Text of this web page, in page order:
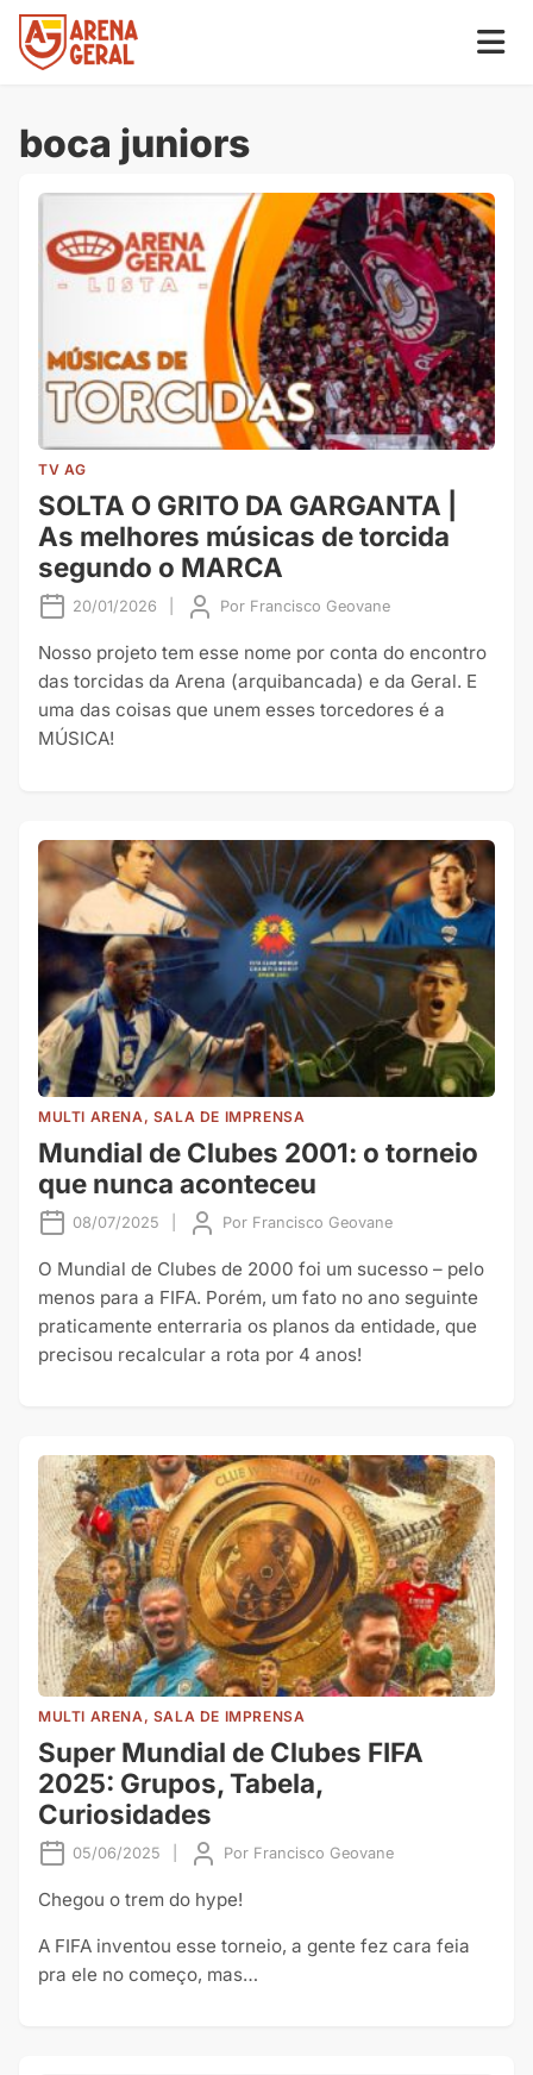
boca juniors
TV AG
SOLTA O GRITO DA GARGANTA |
As melhores músicas de torcida
segundo o MARCA
20/01/2026 Por Francisco Geovane
Nosso projeto tem esse nome por conta do encontro
das torcidas da Arena (arquibancada) e da Geral. E
uma das coisas que unem esses torcedores é a
MÚSICA!
MULTI ARENA, SALA DE IMPRENSA
Mundial de Clubes 2001: o torneio
que nunca aconteceu
08/07/2025 Por Francisco Geovane
O Mundial de Clubes de 2000 foi um sucesso – pelo
menos para a FIFA. Porém, um fato no ano seguinte
praticamente enterraria os planos da entidade, que
precisou recalcular a rota por 4 anos!
MULTI ARENA, SALA DE IMPRENSA
Super Mundial de Clubes FIFA
2025: Grupos, Tabela,
Curiosidades
05/06/2025 Por Francisco Geovane
Chegou o trem do hype!
A FIFA inventou esse torneio, a gente fez cara feia
pra ele no começo, mas…